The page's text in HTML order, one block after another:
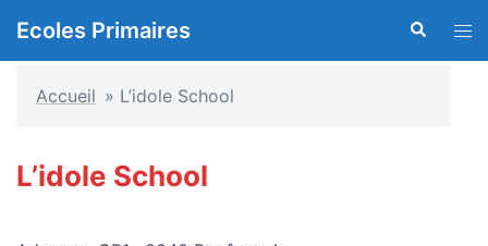
auEcoles Primaires
le
Accueil » L’idole School
L’idole School